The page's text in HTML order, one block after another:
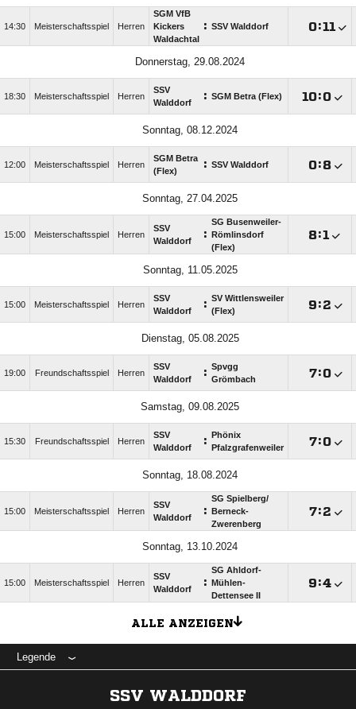
14:30 Meisterschaftsspiel Herren
SGM VfB
Kickers
Waldachtal
: SSV Walddorf :
Donnerstag, 29.08.2024
18:30 Meisterschaftsspiel Herren
SSV
Walddorf
: SGM Betra (Flex) :
Sonntag, 08.12.2024
12:00 Meisterschaftsspiel Herren
SGM Betra
(Flex)
: SSV Walddorf :
Sonntag, 27.04.2025
15:00 Meisterschaftsspiel Herren
SSV
Walddorf
:
SG Busenweiler-
Römlinsdorf
(Flex)
:
Sonntag, 11.05.2025
15:00 Meisterschaftsspiel Herren
SSV
Walddorf
: SV Wittlensweiler
(Flex)
:
Dienstag, 05.08.2025
19:00 Freundschaftsspiel Herren
SSV
Walddorf
: Spvgg
Grömbach
:
Samstag, 09.08.2025
15:30 Freundschaftsspiel Herren
SSV
Walddorf
:
Phönix
Pfalzgrafenweiler
:
Sonntag, 18.08.2024
15:00 Meisterschaftsspiel Herren
SSV
Walddorf
:
SG Spielberg/​
Berneck-
Zwerenberg
:
Sonntag, 13.10.2024
15:00 Meisterschaftsspiel Herren
SSV
Walddorf
:
SG Ahldorf-
Mühlen-
Dettensee II
:
ALLE ANZEIGEN
Legende
SSV WALDDORF